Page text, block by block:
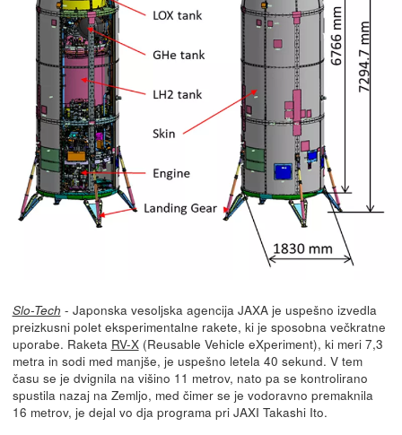
Slo-Tech - Japonska vesoljska agencija JAXA je uspešno izvedla
preizkusni polet eksperimentalne rakete, ki je sposobna večkratne
uporabe. Raketa RV-X(Reusable Vehicle eXperiment), ki meri 7,3
metra in sodi med manjše, je uspešno letela 40 sekund. V tem
času se je dvignila na višino 11 metrov, nato pa se kontrolirano
spustila nazaj na Zemljo, med čimer se je vodoravno premaknila
16 metrov, je dejal vo dja programa pri JAXI Takashi Ito.